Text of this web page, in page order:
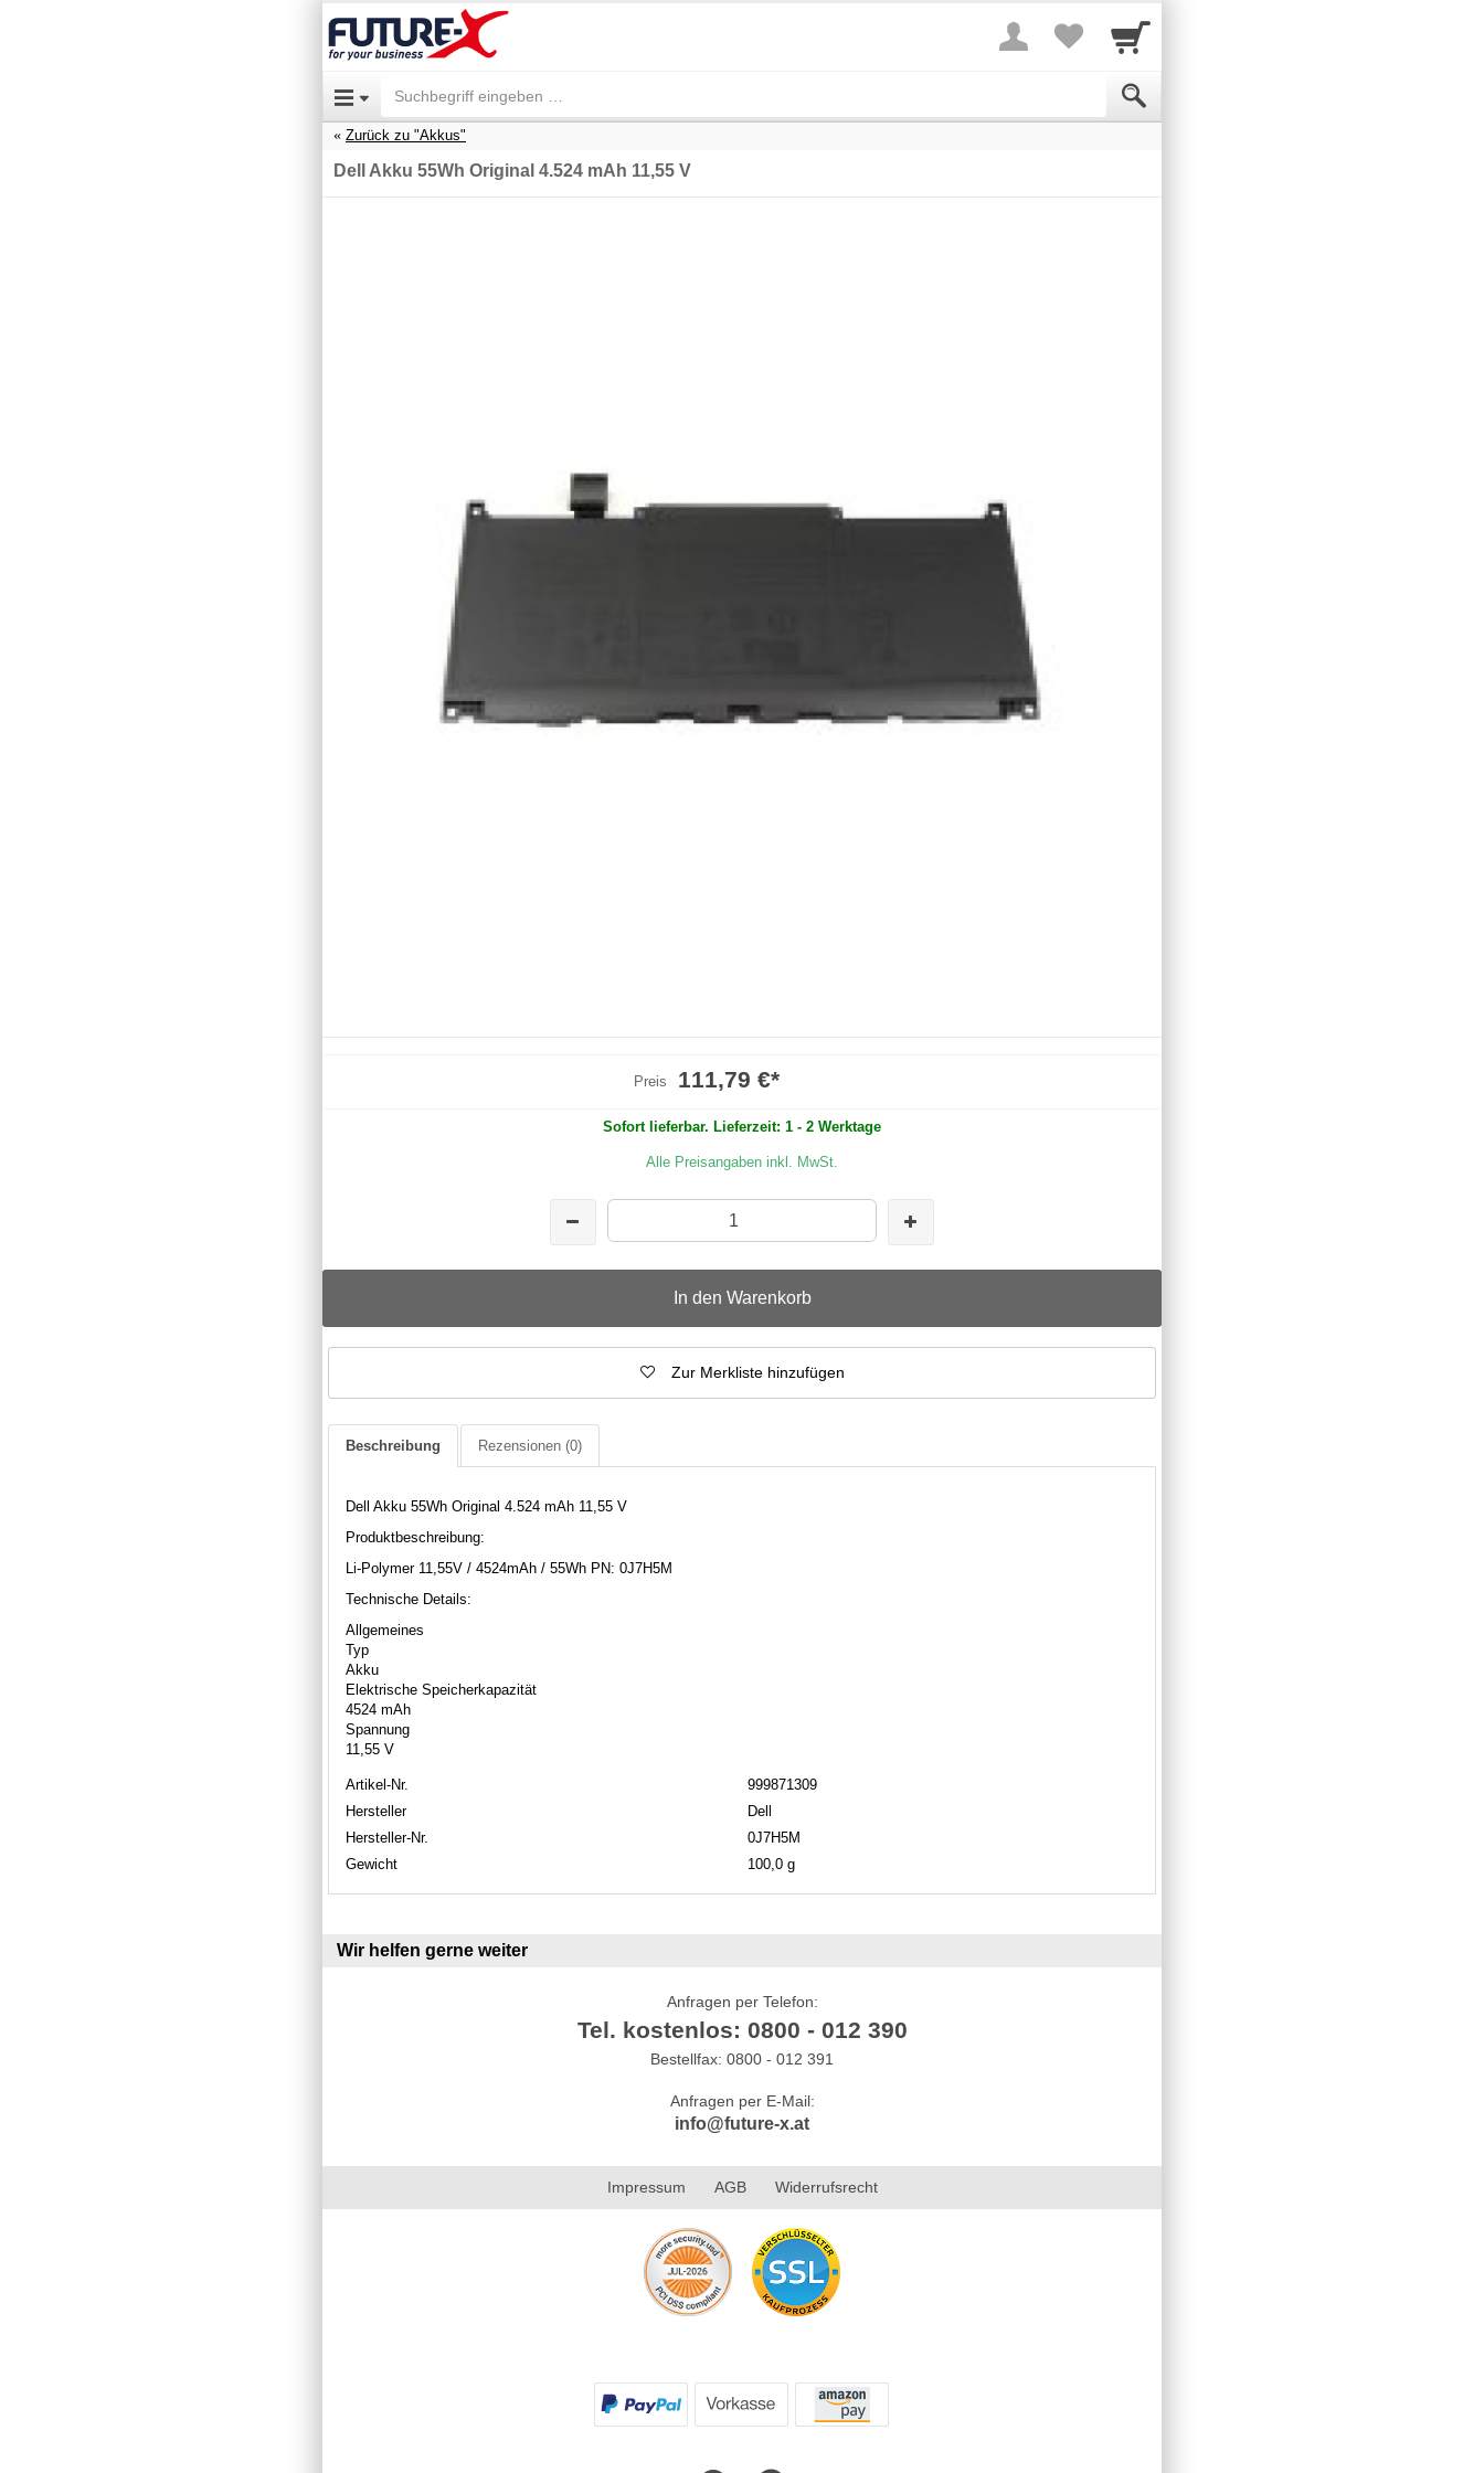
Zurück zu "Akkus"
Dell Akku 55Wh Original 4.524 mAh 11,55 V
Preis 111,79 €*
Sofort lieferbar. Lieferzeit: 1 - 2 Werktage
Alle Preisangaben inkl. MwSt.
In den Warenkorb
Zur Merkliste hinzufügen
Beschreibung Rezensionen (0)
Dell Akku 55Wh Original 4.524 mAh 11,55 V
Produktbeschreibung:
Li-Polymer 11,55V / 4524mAh / 55Wh PN: 0J7H5M
Technische Details:
Allgemeines
Typ
Akku
Elektrische Speicherkapazität
4524 mAh
Spannung
11,55 V
Artikel-Nr.
999871309
Hersteller
Dell
Hersteller-Nr.
0J7H5M
Gewicht
100,0 g
Wir helfen gerne weiter
Anfragen per Telefon:
Tel. kostenlos: 0800 - 012 390
Bestellfax: 0800 - 012 391
Anfragen per E-Mail:
info@future-x.at
Impressum AGB Widerrufsrecht